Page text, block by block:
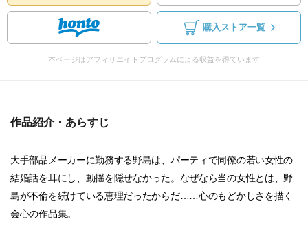
購入ストア一覧
本ページはアフィリエイトプログラムによる収益を得ています
作品紹介・あらすじ
大手部品メーカーに勤務する野島は、パーティで同僚の若い女性の
結婚話を耳にし、動揺を隠せなかった。なぜなら当の女性とは、野
島が不倫を続けている恵理だったからだ……心のもどかしさを描く
会心の作品集。